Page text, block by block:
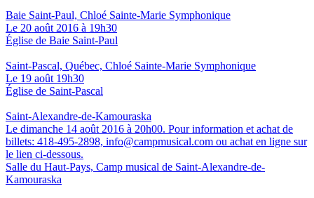
Baie Saint-Paul, Chloé Sainte-Marie Symphonique
Le 20 août 2016 à 19h30
Église de Baie Saint-Paul
Saint-Pascal, Québec, Chloé Sainte-Marie Symphonique
Le 19 août 19h30
Église de Saint-Pascal
Saint-Alexandre-de-Kamouraska
Le dimanche 14 août 2016 à 20h00. Pour information et achat de
billets: 418-495-2898, info@campmusical.com ou achat en ligne sur
le lien ci-dessous.
Salle du Haut-Pays, Camp musical de Saint-Alexandre-de-
Kamouraska